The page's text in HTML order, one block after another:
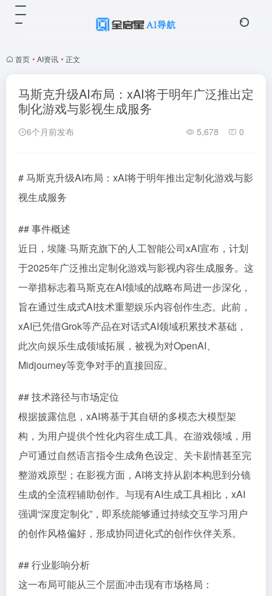
首页 • AI资讯 • 正文
马斯克升级AI布局：xAI将于明年广泛推出定
制化游戏与影视生成服务
6个月前发布 5,678 0
# 马斯克升级AI布局：xAI将于明年推出定制化游戏与影
视生成服务
## 事件概述
近日，埃隆·马斯克旗下的人工智能公司xAI宣布，计划
于2025年广泛推出定制化游戏与影视内容生成服务。这
一举措标志着马斯克在AI领域的战略布局进一步深化，
旨在通过生成式AI技术重塑娱乐内容创作生态。此前，
xAI已凭借Grok等产品在对话式AI领域积累技术基础，
此次向娱乐生成领域拓展，被视为对OpenAI、
Midjourney等竞争对手的直接回应。
## 技术路径与市场定位
根据披露信息，xAI将基于其自研的多模态大模型架
构，为用户提供个性化内容生成工具。在游戏领域，用
户可通过自然语言指令生成角色设定、关卡剧情甚至完
整游戏原型；在影视方面，AI将支持从剧本构思到分镜
生成的全流程辅助创作。与现有AI生成工具相比，xAI
强调“深度定制化”，即系统能够通过持续交互学习用户
的创作风格偏好，形成协同进化式的创作伙伴关系。
## 行业影响分析
这一布局可能从三个层面冲击现有市场格局：